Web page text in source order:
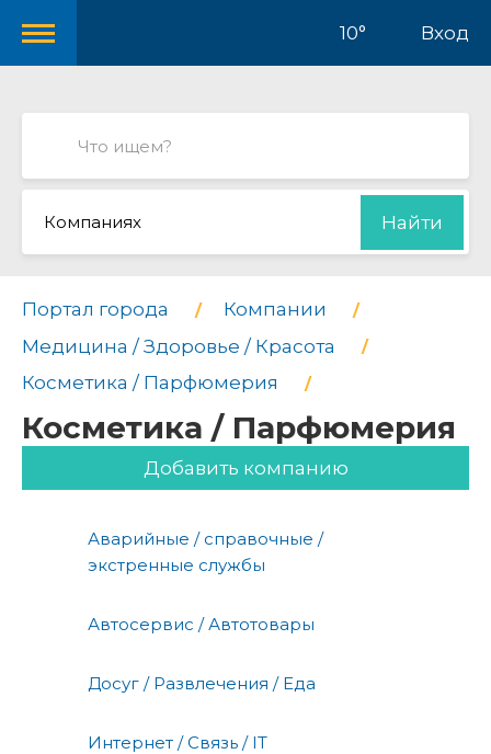
10° Вход
Компаниях Найти
Портал города
Компании
Медицина / Здоровье / Красота
Косметика / Парфюмерия
Косметика / Парфюмерия
Добавить компанию
Аварийные / справочные /
экстренные службы
Автосервис / Автотовары
Досуг / Развлечения / Еда
Интернет / Связь / IT